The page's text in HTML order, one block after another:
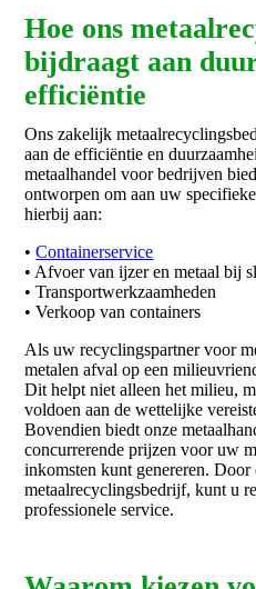
Hoe ons
bijdraagt aan
efficiëntie
Ons zakelijk
aan de efficiëntie en
metaalhandel voor bedrijven
ontworpen om aan uw
hierbij aan:
•Containerservice
• Afvoer van ijzer en metaal bij
• Transportwerkzaamheden
• Verkoop van containers
Als uw recyclingspartner voor
metalen afval op een
Dit helpt niet alleen het milieu,
voldoen aan de wettelijke
Bovendien biedt onze
concurrerende prijzen voor uw
inkomsten kunt genereren.
metaalrecyclingsbedrijf, kunt u
professionele service.